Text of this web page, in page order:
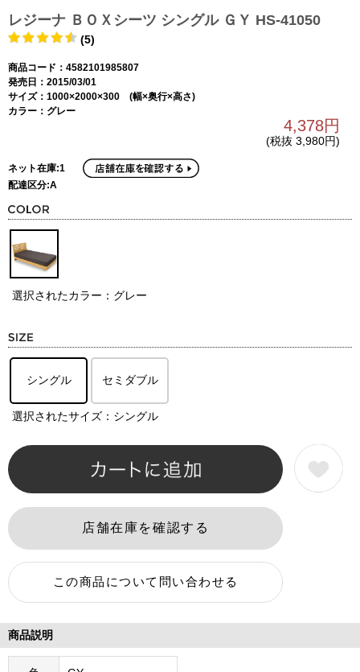
レジーナ ＢＯＸシーツ シングル ＧＹ HS-41050
(5)
商品コード：4582101985807
発売日：2015/03/01
サイズ：1000×2000×300 (幅×奥行×高さ)
カラー：グレー
4,378円
(税抜 3,980円)
ネット在庫:1
配達区分:A
選択されたカラー：グレー
シングル セミダブル
選択されたサイズ：シングル
商品説明